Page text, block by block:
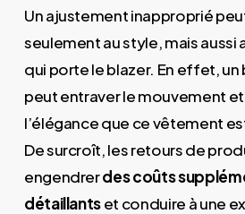
Un ajustement inapproprié
seulement au style, mais
qui porte le blazer. En effet, un
peut entraver le mouvement
l’élégance que ce vêtement
De surcroît, les retours de
engendrerdes coûts
détaillantset conduire à une